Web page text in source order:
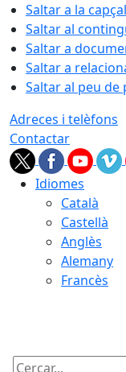
Saltar a la
Saltar al
Saltar a
Saltar a
Saltar al peu de
Adreces i telèfons
Contactar
Idiomes
Català
Castellà
Anglès
Alemany
Francès